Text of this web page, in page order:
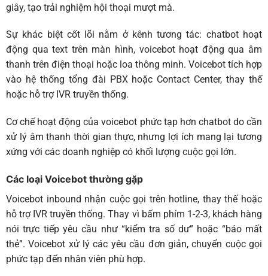
giây, tạo trải nghiệm hội thoại mượt mà.
Sự khác biệt cốt lõi nằm ở kênh tương tác: chatbot hoạt
động qua text trên màn hình, voicebot hoạt động qua âm
thanh trên điện thoại hoặc loa thông minh. Voicebot tích hợp
vào hệ thống tổng đài PBX hoặc Contact Center, thay thế
hoặc hỗ trợ IVR truyền thống.
Cơ chế hoạt động của voicebot phức tạp hơn chatbot do cần
xử lý âm thanh thời gian thực, nhưng lợi ích mang lại tương
xứng với các doanh nghiệp có khối lượng cuộc gọi lớn.
Các loại Voicebot thường gặp
Voicebot inbound nhận cuộc gọi trên hotline, thay thế hoặc
hỗ trợ IVR truyền thống. Thay vì bấm phím 1-2-3, khách hàng
nói trực tiếp yêu cầu như “kiểm tra số dư” hoặc “báo mất
thẻ”. Voicebot xử lý các yêu cầu đơn giản, chuyển cuộc gọi
phức tạp đến nhân viên phù hợp.